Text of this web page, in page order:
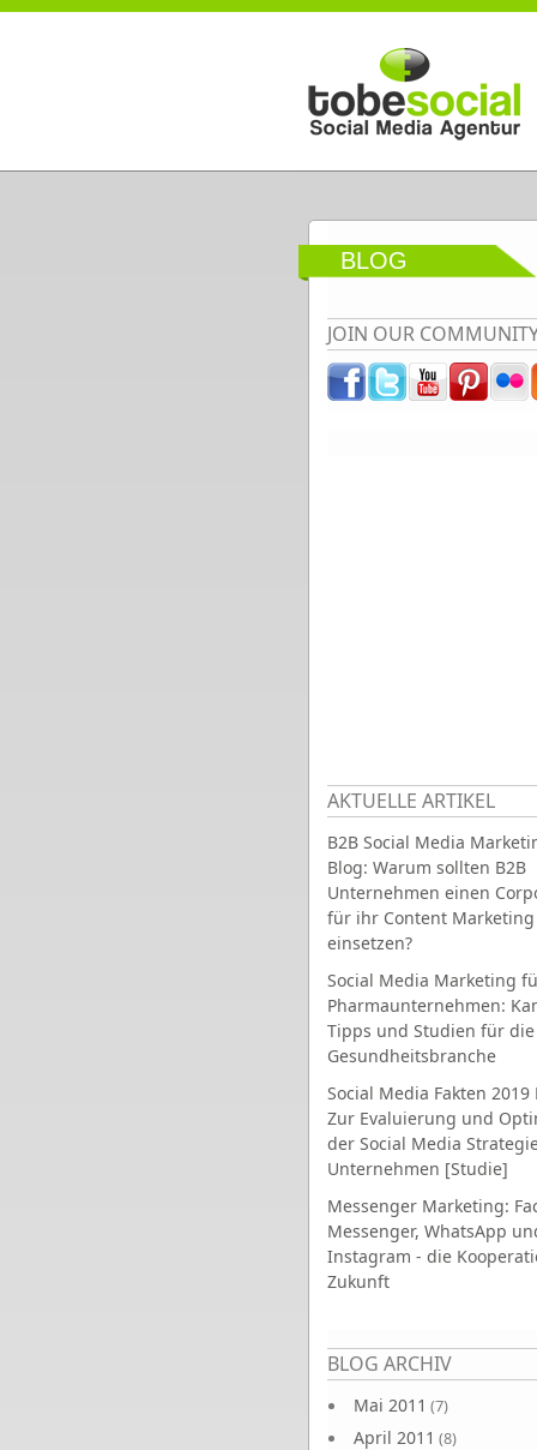
Direkt zum Inhalt
BLOG
JOIN OUR
AKTUELLE ARTIKEL
B2B Social Media
Blog: Warum sollten B2B
Unternehmen einen
für ihr Content Marketing
einsetzen?
Social Media Marketing
Pharmaunternehmen:
Tipps und Studien für die
Gesundheitsbranche
Social Media Fakten 2019
Zur Evaluierung und
der Social Media
Unternehmen [Studie]
Messenger Marketing:
Messenger, WhatsApp
Instagram - die
Zukunft
BLOG ARCHIV
Mai 2011 (7)
April 2011 (8)
Seiten